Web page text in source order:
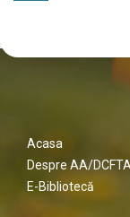
Acasa
Despre AA/
E-Bibliotecă